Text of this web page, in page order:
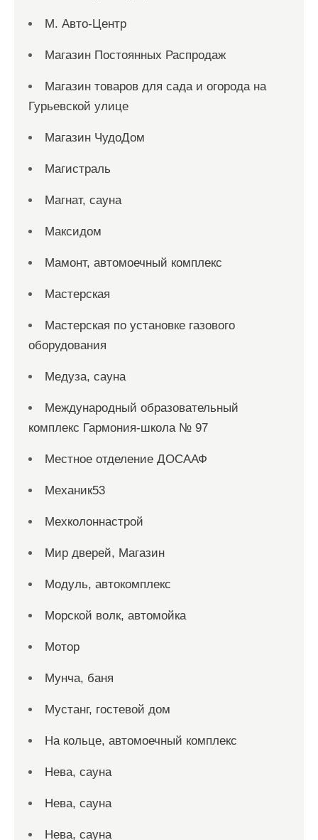
М. Авто-Центр
Магазин Постоянных Распродаж
Магазин товаров для сада и огорода на
Гурьевской улице
Магазин ЧудоДом
Магистраль
Магнат, сауна
Максидом
Мамонт, автомоечный комплекс
Мастерская
Мастерская по установке газового
оборудования
Медуза, сауна
Международный образовательный
комплекс Гармония-школа № 97
Местное отделение ДОСААФ
Механик53
Мехколоннастрой
Мир дверей, Магазин
Модуль, автокомплекс
Морской волк, автомойка
Мотор
Мунча, баня
Мустанг, гостевой дом
На кольце, автомоечный комплекс
Нева, сауна
Нева, сауна
Нева, сауна